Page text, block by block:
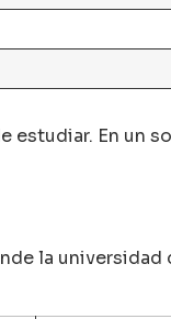
estudiar. En un
la universidad